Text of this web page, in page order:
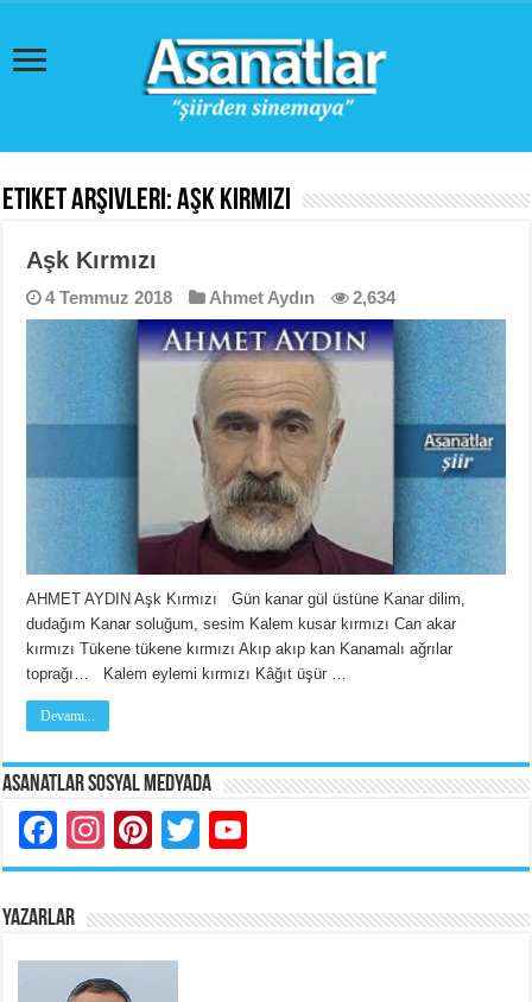
Etiket Arşivleri:Aşk Kırmızı
Aşk Kırmızı
4 Temmuz 2018 Ahmet Aydın 2,634
​AHMET AYDIN Aşk Kırmızı Gün kanar gül üstüne Kanar dilim,
dudağım Kanar soluğum, sesim Kalem kusar kırmızı Can akar
kırmızı Tükene tükene kırmızı Akıp akıp kan Kanamalı ağrılar
toprağı… Kalem eylemi kırmızı Kâğıt üşür …
Devamı...
Asanatlar Sosyal Medyada
Facebook
Instagram
Pinterest
Twitter
YAZARLAR